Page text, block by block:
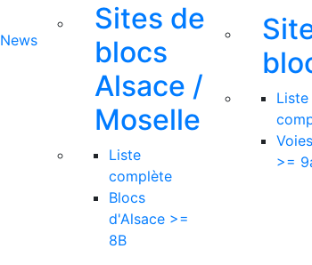
News
Sites de
blocs
Alsace /
Moselle
Liste
complète
Blocs
d'Alsace >=
8B
Liste
>=